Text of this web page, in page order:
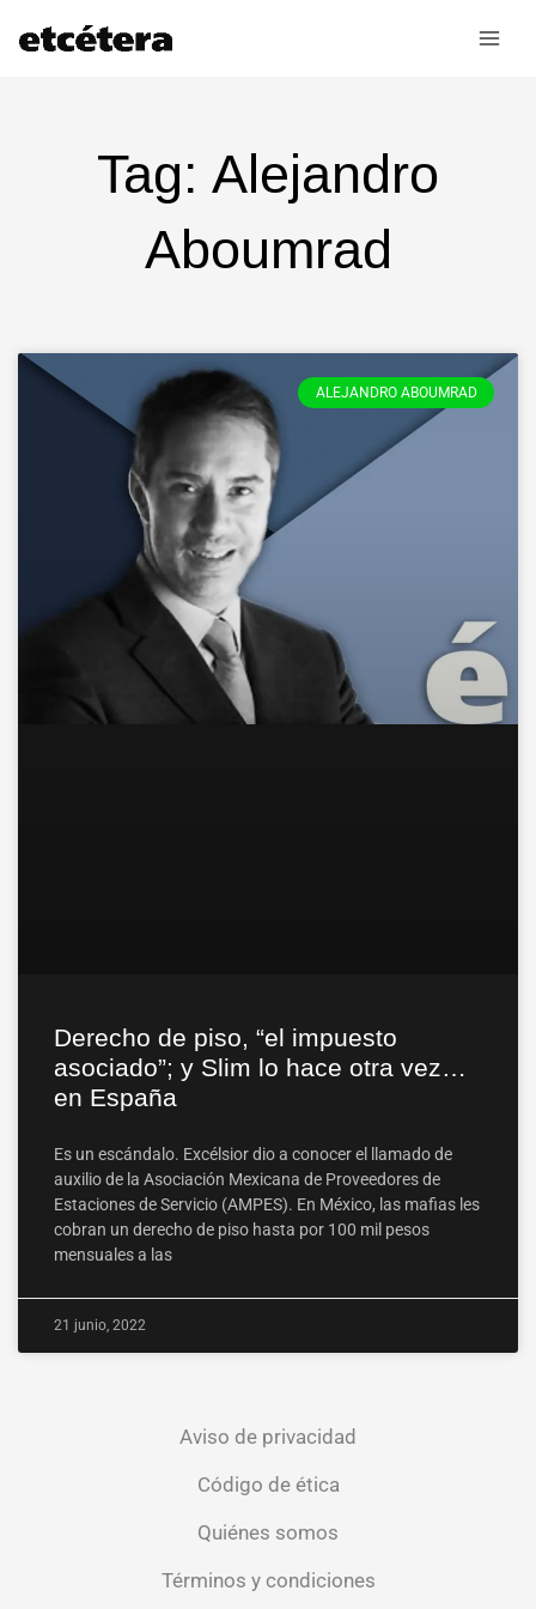
Tag: Alejandro
Aboumrad
ALEJANDRO ABOUMRAD
Derecho de piso, “el impuesto
asociado”; y Slim lo hace otra vez…
en España
Es un escándalo. Excélsior dio a conocer el llamado de
auxilio de la Asociación Mexicana de Proveedores de
Estaciones de Servicio (AMPES). En México, las mafias les
cobran un derecho de piso hasta por 100 mil pesos
mensuales a las
21 junio, 2022
Aviso de privacidad
Código de ética
Quiénes somos
Términos y condiciones